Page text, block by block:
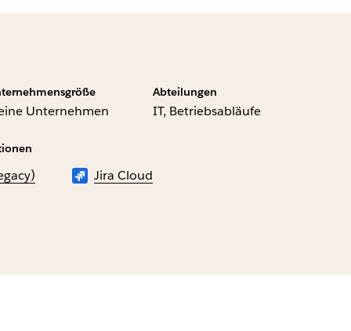
Unternehmen
Abteilungen
IT, Betriebsabläufe
Jira Cloud